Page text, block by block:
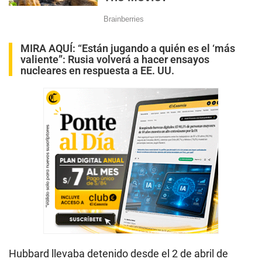
MIRA AQUÍ: “Están jugando a quién es el ‘más
valiente”: Rusia volverá a hacer ensayos
nucleares en respuesta a EE. UU.
Hubbard llevaba detenido desde el 2 de abril de